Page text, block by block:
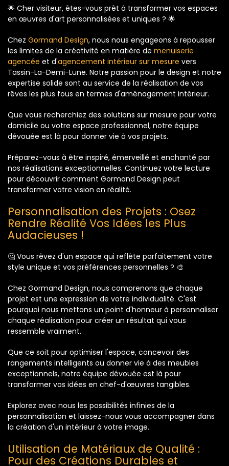
🌟 Cher visiteur, êtes-vous prêt à transformer vos espaces
en œuvres d'art personnalisées et uniques ? 🌟
Chez Gormand Design, nous nous engageons à repousser
les limites de la créativité en matière de menuiserie
agencée et d'agencement intérieur sur mesure vers
Tassin-La-Demi-Lune. Notre passion pour le design et notre
expertise solide sont au service de la réalisation de vos
rêves les plus fous en termes d'aménagement intérieur.
Que vous recherchiez des solutions sur mesure pour votre
domicile ou votre espace professionnel, notre équipe
dévouée est là pour donner vie à vos projets.
Préparez-vous à être inspiré, émerveillé et enchanté par
nos réalisations exceptionnelles. Continuez votre lecture
pour découvrir comment Gormand Design peut
transformer votre vision en réalité.
Personnalisation des Projets : Osez
Rendre Réalité Vos Idées les Plus
Audacieuses !
🤔 Vous rêvez d'un espace qui reflète parfaitement votre
style unique et vos préférences personnelles ? 🎨
Chez Gormand Design, nous comprenons que chaque
projet est une expression de votre individualité. C'est
pourquoi nous mettons un point d'honneur à personnaliser
chaque réalisation pour créer un résultat qui vous
ressemble vraiment.
Que ce soit pour optimiser l'espace, concevoir des
rangements intelligents ou donner vie à des meubles
exceptionnels, notre équipe dévouée est là pour
transformer vos idées en chef-d'œuvres tangibles.
Explorez avec nous les possibilités infinies de la
personnalisation et laissez-nous vous accompagner dans
la création d'un intérieur à votre image.
Utilisation de Matériaux de Qualité :
Pour des Créations Durables et